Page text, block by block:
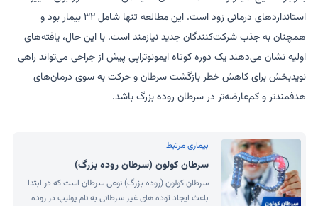
استانداردهای درمانی زود است. این مطالعه تنها شامل ۳۲ بیمار بود و
همچنان به جذب شرکت‌کنندگان جدید نیازمند است. با این حال، یافته‌های
اولیه نشان می‌دهند یک دوره کوتاه ایمونوتراپی پیش از جراحی می‌تواند راهی
نویدبخش برای کاهش خطر بازگشت سرطان و حرکت به سوی درمان‌های
هدفمندتر و کم‌عارضه‌تر در سرطان روده بزرگ باشد.
بیماری مرتبط
سرطان کولون (سرطان روده بزرگ)
سرطان کولون (روده بزرگ) نوعی سرطان است که در ابتدا
باعث ایجاد توده های غیر سرطانی به نام پولیپ در روده